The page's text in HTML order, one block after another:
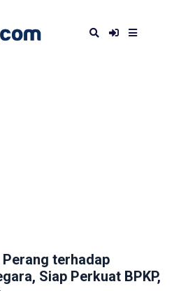
terhadap
Siap Perkuat BPKP,